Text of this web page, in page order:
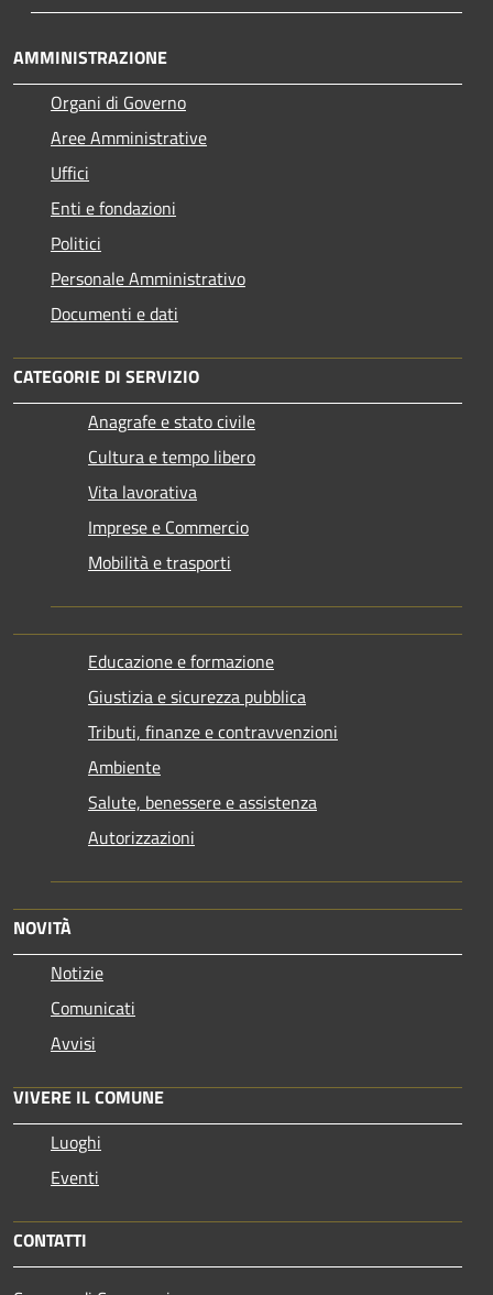
AMMINISTRAZIONE
Organi di Governo
Aree Amministrative
Uffici
Enti e fondazioni
Politici
Personale Amministrativo
Documenti e dati
CATEGORIE DI SERVIZIO
Anagrafe e stato civile
Cultura e tempo libero
Vita lavorativa
Imprese e Commercio
Mobilità e trasporti
Educazione e formazione
Giustizia e sicurezza pubblica
Tributi, finanze e contravvenzioni
Ambiente
Salute, benessere e assistenza
Autorizzazioni
NOVITÀ
Notizie
Comunicati
Avvisi
VIVERE IL COMUNE
Luoghi
Eventi
CONTATTI